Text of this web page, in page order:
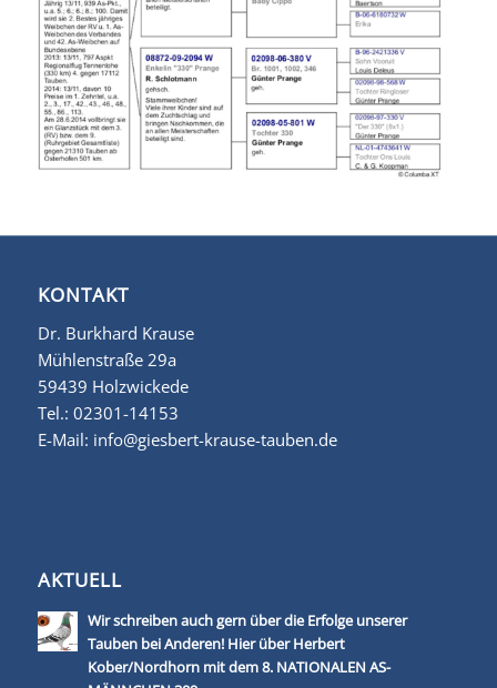
KONTAKT
Dr. Burkhard Krause
Mühlenstraße 29a
59439 Holzwickede
Tel.: 02301-14153
E-Mail: info@giesbert-krause-tauben.de
AKTUELL
Wir schreiben auch gern über die Erfolge unserer
Tauben bei Anderen! Hier über Herbert
Kober/Nordhorn mit dem 8. NATIONALEN AS-